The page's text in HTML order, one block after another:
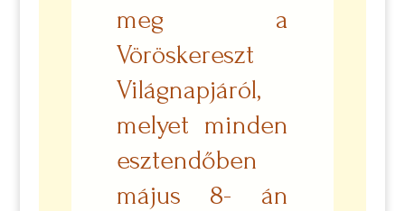
meg a
Vöröskereszt
Világnapjáról,
melyet minden
esztendőben
május 8- án